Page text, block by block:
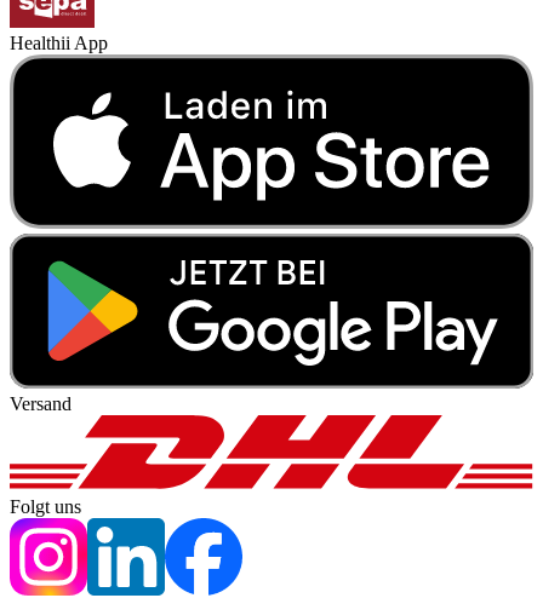
Healthii App
Versand
Folgt uns